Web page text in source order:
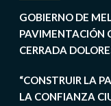
GOBIERNO DE
PAVIMENTACIÓN
CERRADA
“CONSTRUIR LA
LA CONFIANZA